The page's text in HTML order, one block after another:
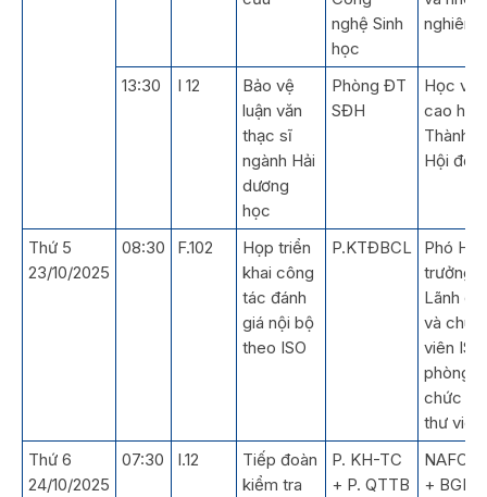
nghệ Sinh
học
nghiên
13:30 I 12
Bảo vệ
luận văn
thạc sĩ
ngành Hải
dương
học
Phòng ĐT
SĐH
Học
cao
Thành
Hội
Thứ 5
23/10/2025
08:30 F.102
Họp triển
khai công
tác đánh
giá nội bộ
theo ISO
P.KTĐBCL
Phó
trưởng,
Lãnh
và
viên ISO
phòng
chức
thư viện
Thứ 6
24/10/2025
07:30 I.12
Tiếp đoàn
kiểm tra
P. KH-TC
+ P. QTTB
+ BGH